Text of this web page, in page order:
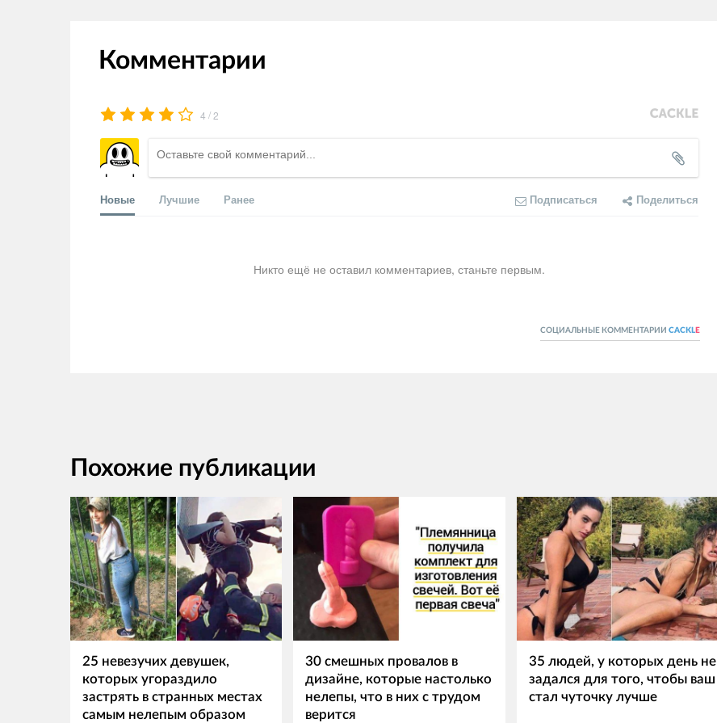
Комментарии
4 /2
Новые Лучшие Ранее Подписаться Поделиться
Никто ещё не оставил комментариев, станьте первым.
СОЦИАЛЬНЫЕ КОММЕНТАРИИ CACKL E
Похожие публикации
25 невезучих девушек,
которых угораздило
застрять в странных местах
самым нелепым образом
30 смешных провалов в
дизайне, которые настолько
нелепы, что в них с трудом
верится
35 людей, у которых день не
задался для того, чтобы ваш
стал чуточку лучше